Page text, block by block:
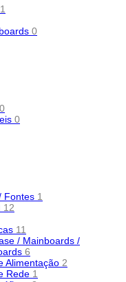
1
0
0
0
Fontes 1
12
11
/ Mainboards /
6
Alimentação 2
Rede 1